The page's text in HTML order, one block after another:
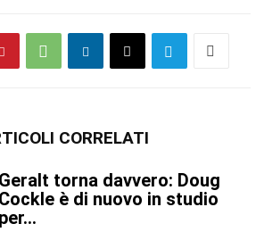
CORRELATI
Geralt torna davvero: Doug
Cockle è di nuovo in studio
per...